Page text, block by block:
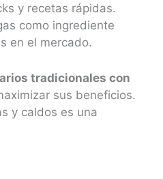
y recetas rápidas.
como ingrediente
en el mercado​.
tradicionales con
sus beneficios.
y caldos es una